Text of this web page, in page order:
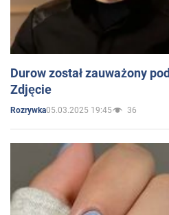
Durow został zauważony
Zdjęcie
Rozrywka05.03.2025 19:45 36